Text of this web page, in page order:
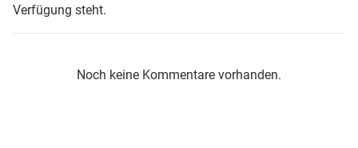
Verfügung steht.
Noch keine Kommentare vorhanden.